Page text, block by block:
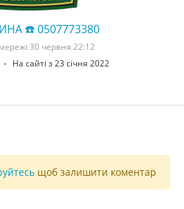
☎️ 0507773380
30 червня 22:12
На сайті з 23 січня 2022
щоб залишити коментар